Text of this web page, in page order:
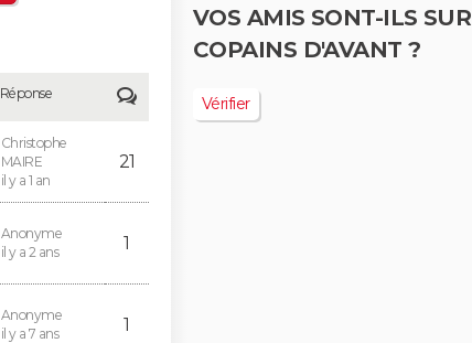
Réponse
Christophe
MAIRE
il y a 1 an
21
Anonyme
il y a 2 ans
1
Anonyme
il y a 7 ans
1
VOS AMIS SONT-ILS SUR
COPAINS D'AVANT ?
Vérifier